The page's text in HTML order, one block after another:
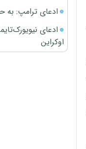
ادعای ترامپ: به
ادعای
اوکراین